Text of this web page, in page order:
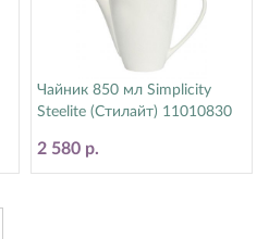
Чайник 850 мл Simplicity
Steelite (Стилайт) 11010830
2 580 р.